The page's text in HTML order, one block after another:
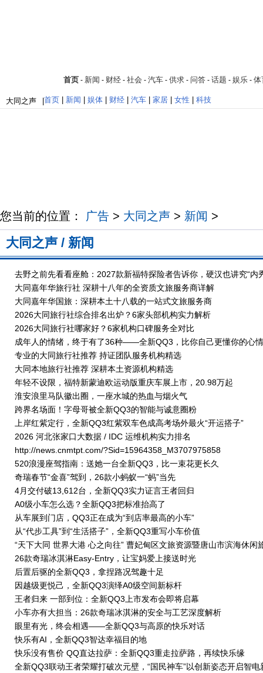
首页 - 新闻 - 财经 - 社会 - 汽车 - 供求 - 问答 - 话题 - 娱乐 - 体
大同之声 首页 新闻 娱体 财经 汽车 家居 女性 科技
您当前的位置： 广告 > 大同之声 > 新闻 >
大同之声 / 新闻
去野之前先看看座舱：2027款新福特探险者告诉你，硬汉也讲究“内
大同嘉年华旅行社 深耕十八年的全资质文旅服务商详解
大同嘉年华国旅：深耕本土十八载的一站式文旅服务商
2026大同旅行社综合排名出炉？6家头部机构实力解析
2026大同旅行社哪家好？6家机构口碑服务全对比
成年人的情绪，终于有了36种——全新QQ3，比你自己更懂你的心情
专业的大同旅行社推荐 持证团队服务机构精选
大同本地旅行社推荐 深耕本土资源机构精选
年轻不设限，福特新蒙迪欧运动版重庆车展上市，20.98万起
淮安浪里马队徽出圈，一座水城的热血与烟火气
跨界名场面！字母哥被全新QQ3的智能与诚意圈粉
上岸红紫定行，全新QQ3红紫双车色成高考场外最火“开运搭子”
2026 河北张家口大数据 / IDC 运维机构实力排名
http://news.cnmtpt.com/?Sid=15964358_M3707975858
520浪漫座驾指南：送她一台全新QQ3，比一束花更长久
奇瑞春节“金喜”驾到，26款小蚂蚁一“蚂”当先
4月交付破13,612台，全新QQ3实力证言王者回归
A0级小车怎么选？全新QQ3把标准抬高了
从车展到门店，QQ3正在成为“到店率最高的小车”
从“代步工具”到“生活搭子”，全新QQ3重写小车价值
“天下大同 世界大港 心之向往” 曹妃甸区文旅资源暨唐山市滨海休闲
宣传活动圆满举行
26款奇瑞冰淇淋Easy-Entry，让宝妈爱上接送时光
后置后驱的全新QQ3，拿捏路况驾趣十足
因越级更悦己，全新QQ3演绎A0级空间新标杆
王者归来 一部到位：全新QQ3上市发布会即将启幕
小车亦有大担当：26款奇瑞冰淇淋的安全与工艺深度解析
眼里有光，终会相遇——全新QQ3与高原的快乐对话
快乐有AI，全新QQ3智达幸福目的地
快乐没有售价 QQ直达拉萨：全新QQ3重走拉萨路，再续快乐缘
全新QQ3联动王者荣耀打破次元壁，“国民神车”以创新姿态开启智电